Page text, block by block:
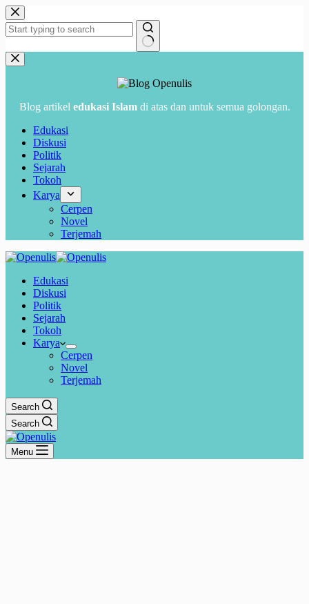
Skip
to
content
No
results
Blog artikel edukasi Islamdi atas dan untuk semua golongan.
Edukasi
Diskusi
Politik
Sejarah
Tokoh
Karya
Cerpen
Novel
Terjemah
Edukasi
Diskusi
Politik
Sejarah
Tokoh
Karya
Cerpen
Novel
Terjemah
Search
Search
Menu